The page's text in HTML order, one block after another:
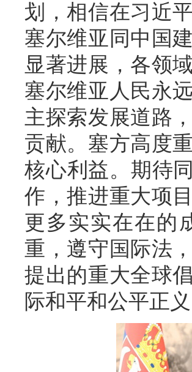
划，相信在习近
塞尔维亚同中国
显著进展，各领
塞尔维亚人民永
主探索发展道路
贡献。塞方高度
核心利益。期待
作，推进重大项
更多实实在在的
重，遵守国际法
提出的重大全球
际和平和公平正义